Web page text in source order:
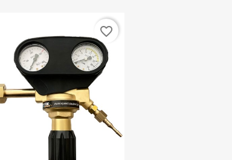
favorite_border